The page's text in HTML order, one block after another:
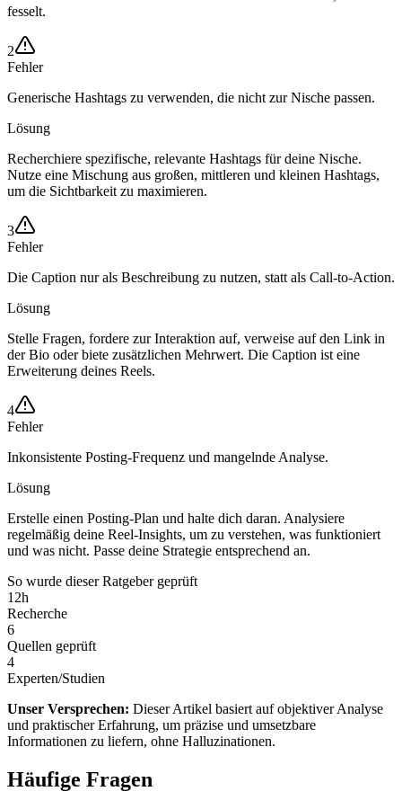
fesselt.
2
Fehler
Generische Hashtags zu verwenden, die nicht zur Nische passen.
Lösung
Recherchiere spezifische, relevante Hashtags für deine Nische.
Nutze eine Mischung aus großen, mittleren und kleinen Hashtags,
um die Sichtbarkeit zu maximieren.
3
Fehler
Die Caption nur als Beschreibung zu nutzen, statt als Call-to-Action.
Lösung
Stelle Fragen, fordere zur Interaktion auf, verweise auf den Link in
der Bio oder biete zusätzlichen Mehrwert. Die Caption ist eine
Erweiterung deines Reels.
4
Fehler
Inkonsistente Posting-Frequenz und mangelnde Analyse.
Lösung
Erstelle einen Posting-Plan und halte dich daran. Analysiere
regelmäßig deine Reel-Insights, um zu verstehen, was funktioniert
und was nicht. Passe deine Strategie entsprechend an.
So wurde dieser Ratgeber geprüft
12h
Recherche
6
Quellen geprüft
4
Experten/Studien
Unser Versprechen: Dieser Artikel basiert auf objektiver Analyse
und praktischer Erfahrung, um präzise und umsetzbare
Informationen zu liefern, ohne Halluzinationen.
Häufige Fragen